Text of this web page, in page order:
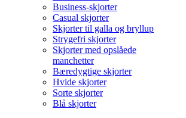
Business-skjorter
Casual skjorter
Skjorter til galla og bryllup
Strygefri skjorter
Skjorter med opslåede
manchetter
Bæredygtige skjorter
Hvide skjorter
Sorte skjorter
Blå skjorter